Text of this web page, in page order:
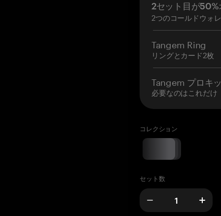
2セット目が50%
2つのコールドウォ
Tangem Ring
リングとカード2枚
Tangem プロキ
必要なのはこれだけ
コレクション
セット数